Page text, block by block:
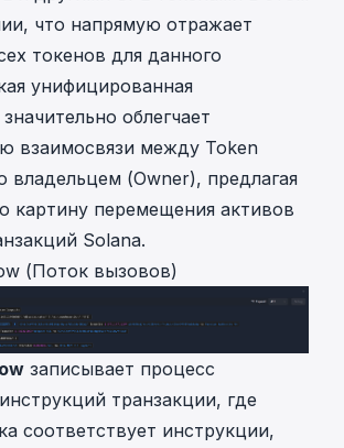
что напрямую отражает
токенов для данного
унифицированная
облегчает
взаимосвязи между Token
владельцем (Owner), предлагая
картину перемещения активов
Solana.
(Поток вызовов)
записывает процесс
транзакции, где
соответствует инструкции,